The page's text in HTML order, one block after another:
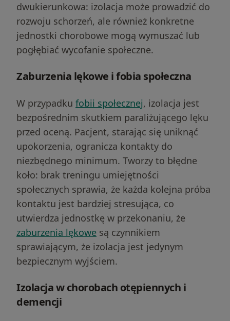
dwukierunkowa: izolacja może prowadzić do
rozwoju schorzeń, ale również konkretne
jednostki chorobowe mogą wymuszać lub
pogłębiać wycofanie społeczne.
Zaburzenia lękowe i fobia społeczna
W przypadku fobii społecznej, izolacja jest
bezpośrednim skutkiem paraliżującego lęku
przed oceną. Pacjent, starając się uniknąć
upokorzenia, ogranicza kontakty do
niezbędnego minimum. Tworzy to błędne
koło: brak treningu umiejętności
społecznych sprawia, że każda kolejna próba
kontaktu jest bardziej stresująca, co
utwierdza jednostkę w przekonaniu, że
zaburzenia lękowe są czynnikiem
sprawiającym, że izolacja jest jedynym
bezpiecznym wyjściem.
Izolacja w chorobach otępiennych i
demencji